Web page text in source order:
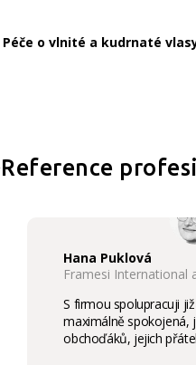
Péče o vlnité a kudrnaté
Reference
Hana Puklová
Framesi International
S firmou spolupracuji
maximálně spokojená,
obchoďáků, jejich